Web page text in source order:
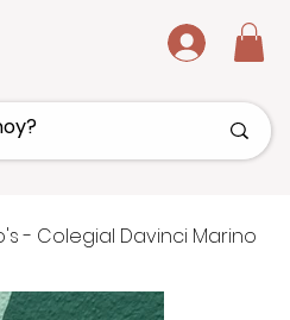
.
- Colegial Davinci Marino